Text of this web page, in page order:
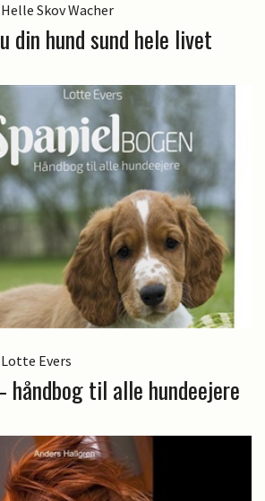
Skov Wacher
din hund sund hele livet
Evers
håndbog til alle hundeejere